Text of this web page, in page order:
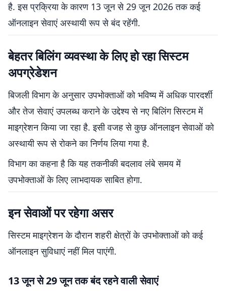
है. इस प्रक्रिया के कारण 13 जून से 29 जून 2026 तक कई
ऑनलाइन सेवाएं अस्थायी रूप से बंद रहेंगी.
बेहतर बिलिंग व्यवस्था के लिए हो रहा सिस्टम
अपग्रेडेशन
बिजली विभाग के अनुसार उपभोक्ताओं को भविष्य में अधिक पारदर्शी
और तेज सेवाएं उपलब्ध कराने के उद्देश्य से नए बिलिंग सिस्टम में
माइग्रेशन किया जा रहा है. इसी वजह से कुछ ऑनलाइन सेवाओं को
अस्थायी रूप से रोकने का निर्णय लिया गया है.
विभाग का कहना है कि यह तकनीकी बदलाव लंबे समय में
उपभोक्ताओं के लिए लाभदायक साबित होगा.
इन सेवाओं पर रहेगा असर
सिस्टम माइग्रेशन के दौरान शहरी क्षेत्रों के उपभोक्ताओं को कई
ऑनलाइन सुविधाएं नहीं मिल पाएंगी.
13 जून से 29 जून तक बंद रहने वाली सेवाएं